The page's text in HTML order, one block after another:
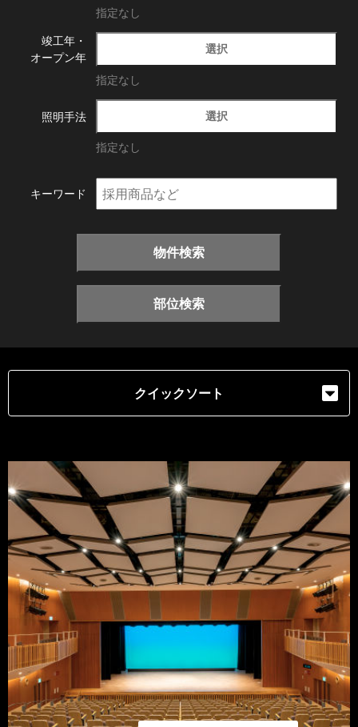
指定なし
竣工年・
オープン年
選択
指定なし
照明手法 選択
指定なし
キーワード
物件検索
部位検索
クイックソート